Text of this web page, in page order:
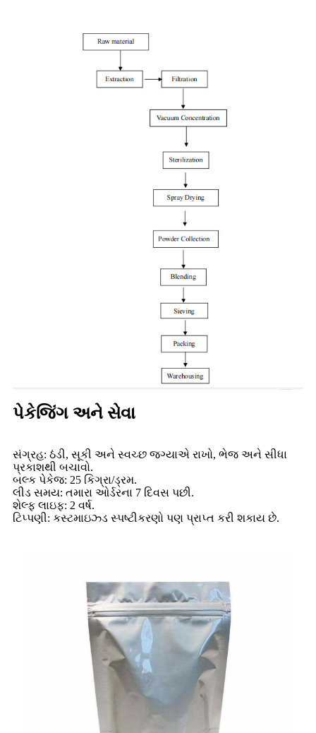
પેકેજિંગ અને સેવા
સંગ્રહ: ઠંડી, સૂકી અને સ્વચ્છ જગ્યાએ રાખો, ભેજ અને સીધા
પ્રકાશથી બચાવો.
બલ્ક પેકેજ: 25 કિગ્રા/ડ્રમ.
લીડ સમય: તમારા ઓર્ડરના 7 દિવસ પછી.
શેલ્ફ લાઇફ: 2 વર્ષ.
ટિપ્પણી: કસ્ટમાઇઝ્ડ સ્પષ્ટીકરણો પણ પ્રાપ્ત કરી શકાય છે.